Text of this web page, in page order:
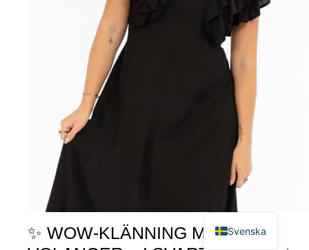
✨ WOW-KLÄNNING MEDSvenska
English